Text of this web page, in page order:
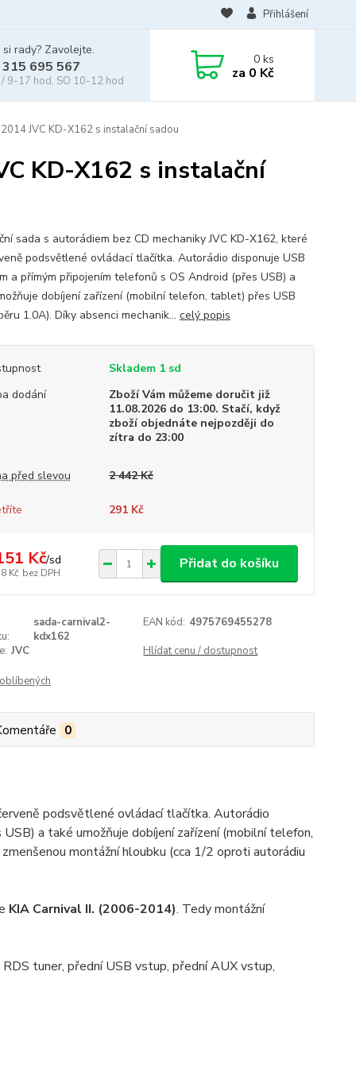
Přihlášení
rady? Zavolejte.
695 567
/ 9-17 hod, SO 10-12 hod
0ks
za 0 Kč
JVC KD-X162 s instalační sadou
KD-X162 s instalační
sada s autorádiem bez CD mechaniky JVC KD-X162, které
podsvětlené ovládací tlačítka. Autorádio disponuje USB
a přímým připojením telefonů s OS Android (přes USB) a
dobíjení zařízení (mobilní telefon, tablet) přes USB
1.0A). Díky absenci mechanik... celý popis
Skladem 1 sd
dodání
Zboží Vám můžeme doručit již
11.08.2026 do 13:00. Stačí, když
zboží objednáte nejpozději do
zítra do 23:00
před slevou 2 442 Kč
291 Kč
Kč/sd
Kč bez DPH
Přidat do košíku
sada-carnival2-
kdx162
EAN kód: 4975769455278
JVC Hlídat cenu / dostupnost
0
podsvětlené ovládací tlačítka. Autorádio
a také umožňuje dobíjení zařízení (mobilní telefon,
montážní hloubku (cca 1/2 oproti autorádiu
KIA Carnival II. (2006-2014). Tedy montážní
tuner, přední USB vstup, přední AUX vstup,